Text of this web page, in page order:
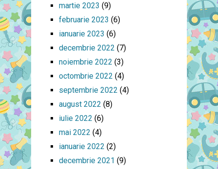
martie 2023 (9)
februarie 2023 (6)
ianuarie 2023 (6)
decembrie 2022 (7)
noiembrie 2022 (3)
octombrie 2022 (4)
septembrie 2022 (4)
august 2022 (8)
iulie 2022 (6)
mai 2022 (4)
ianuarie 2022 (2)
decembrie 2021 (9)